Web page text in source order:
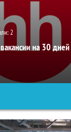
2
на 30 дней